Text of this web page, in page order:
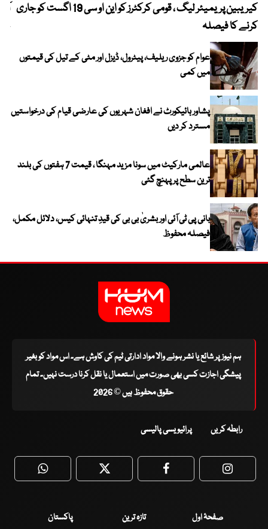
کیریبین پریمیئر لیگ ، قومی کرکٹرز کو این او سی 19 اگست کو جاری
کرنے کا فیصلہ
عوام کو جزوی ریلیف، پیٹرول، ڈیزل اور مٹی کے تیل کی قیمتوں
میں کمی
پشاور ہائیکورٹ نے افغان شہریوں کی عارضی قیام کی درخواستیں
مسترد کر دیں
عالمی مارکیٹ میں سونا مزید مہنگا ، قیمت 7 ہفتوں کی بلند
ترین سطح پر پہنچ گئی
بانی پی ٹی آئی اور بشریٰ بی بی کی قیدِ تنہائی کیس، دلائل مکمل،
فیصلہ محفوظ
ہم نیوز پر شائع یا نشر ہونے والا مواد ادارتی ٹیم کی کاوش ہے۔ اس مواد کو بغیر
پیشگی اجازت کسی بھی صورت میں استعمال یا نقل کرنا درست نہیں۔ تمام
حقوق محفوظ ہیں © 2026
رابطہ کریں پرائیویسی پالیسی
WhatsApp Twitter Facebook
صفحۂ اول تازہ ترین
پاکستان